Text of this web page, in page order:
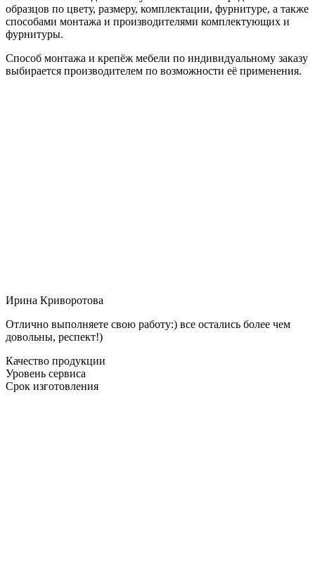
образцов по цвету, размеру, комплектации, фурнитуре, а также
способами монтажа и производителями комплектующих и
фурнитуры.
Способ монтажа и крепёж мебели по индивидуальному заказу
выбирается производителем по возможности её применения.
Ирина Криворотова
Отлично выполняете свою работу:) все остались более чем
довольны, респект!)
Качество продукции
Уровень сервиса
Срок изготовления